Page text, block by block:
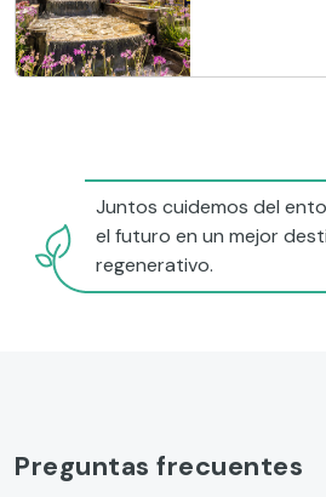
Juntos cuidemos del
el futuro en un mejor
regenerativo.
Preguntas frecuentes